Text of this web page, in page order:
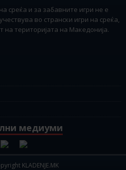
среќа и за забавните игри не е
во странски игри на среќа,
на територијата на Македонија.
медиуми
KLADENJE.MK